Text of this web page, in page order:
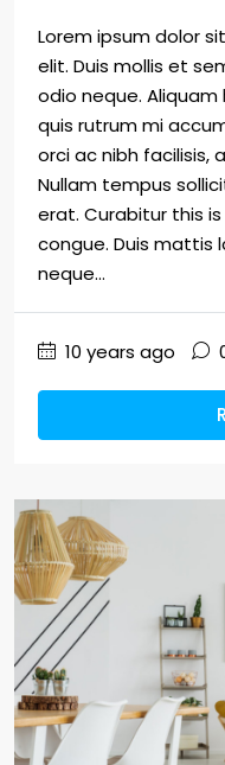
Lorem ipsum dolor
elit. Duis mollis et
odio neque.
quis rutrum mi
orci ac nibh facilisis,
Nullam tempus
erat. Curabitur this
congue. Duis mattis
neque...
10 years ago